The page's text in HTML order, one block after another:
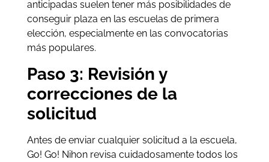
anticipadas suelen tener más posibilidades de
conseguir plaza en las escuelas de primera
elección, especialmente en las convocatorias
más populares.
Paso 3: Revisión y
correcciones de la
solicitud
Antes de enviar cualquier solicitud a la escuela,
Go! Go! Nihon revisa cuidadosamente todos los